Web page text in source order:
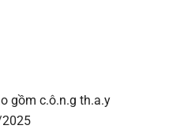
gồm c.ô.n.g th.a.y